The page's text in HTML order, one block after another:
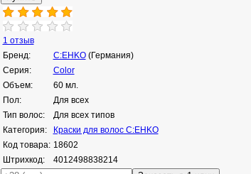
1 отзыв
Бренд:
C:EHKO(Германия)
Серия:
Cоlоr
Объем:
60 мл.
Пол:
Для всех
Тип волос:
Для всех типов
Категория:
Краски для волос C:EHKO
Код товара: 18602
Штрихкод:
4012498838214